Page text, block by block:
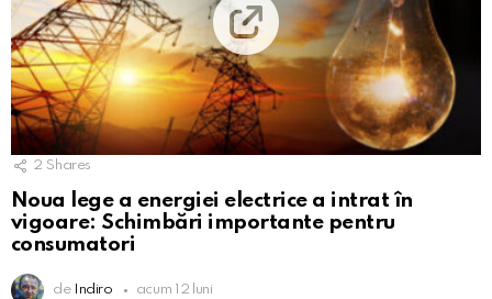
2 Shares
Noua lege a energiei electrice a intrat în
vigoare: Schimbări importante pentru
consumatori
de Indiro acum 12 luni